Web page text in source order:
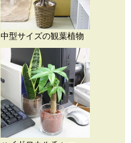
中型サイズの観葉植物